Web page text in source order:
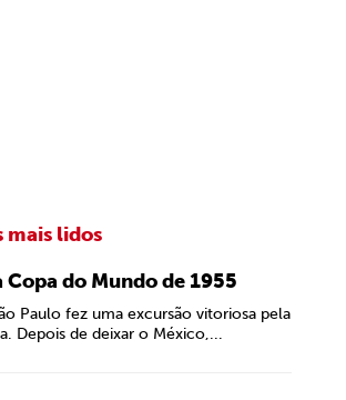
mais lidos
Copa do Mundo de 1955
Paulo fez uma excursão vitoriosa pela
Depois de deixar o México,...